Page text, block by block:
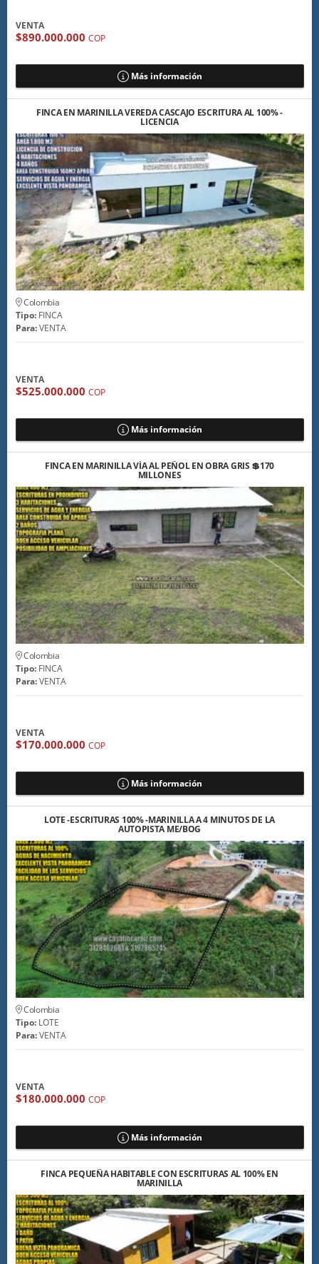
VENTA
$890.000.000 COP
Más información
FINCA EN MARINILLA VEREDA CASCAJO ESCRITURA AL 100% -
LICENCIA
Colombia
Tipo:FINCA
Para:VENTA
VENTA
$525.000.000 COP
Más información
FINCA EN MARINILLA VÍA AL PEÑOL EN OBRA GRIS 💲170
MILLONES
Colombia
Tipo:FINCA
Para:VENTA
VENTA
$170.000.000 COP
Más información
LOTE -ESCRITURAS 100% -MARINILLA A 4 MINUTOS DE LA
AUTOPISTA ME/BOG
Colombia
Tipo:LOTE
Para:VENTA
VENTA
$180.000.000 COP
Más información
FINCA PEQUEÑA HABITABLE CON ESCRITURAS AL 100% EN
MARINILLA